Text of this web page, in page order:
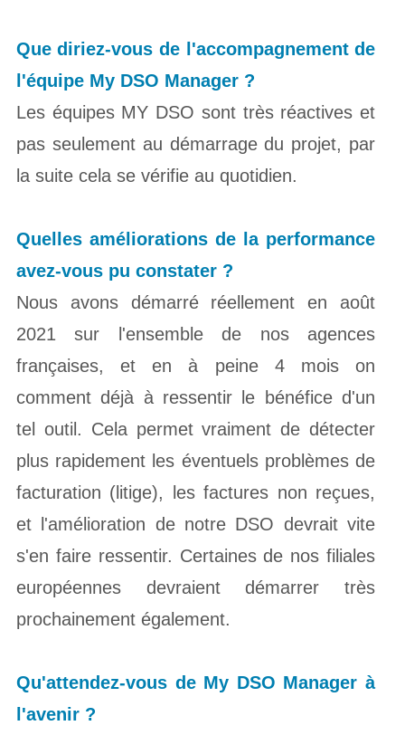
Que diriez-vous de l'accompagnement de
l'équipe My DSO Manager ?
Les équipes MY DSO sont très réactives et
pas seulement au démarrage du projet, par
la suite cela se vérifie au quotidien.
Quelles améliorations de la performance
avez-vous pu constater ?
Nous avons démarré réellement en août
2021 sur l'ensemble de nos agences
françaises, et en à peine 4 mois on
comment déjà à ressentir le bénéfice d'un
tel outil. Cela permet vraiment de détecter
plus rapidement les éventuels problèmes de
facturation (litige), les factures non reçues,
et l'amélioration de notre DSO devrait vite
s'en faire ressentir. Certaines de nos filiales
européennes devraient démarrer très
prochainement également.
Qu'attendez-vous de My DSO Manager à
l'avenir ?